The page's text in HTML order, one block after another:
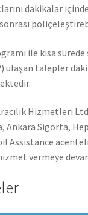
dakikalar
ile kısa
ulaşan talepler
Hizmetleri
Ankara Sigorta,
Assistance
vermeye